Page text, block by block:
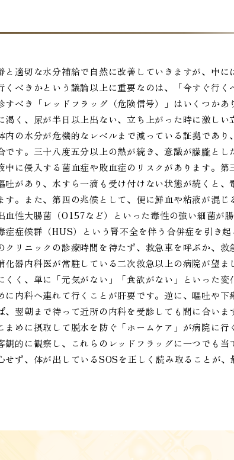
適切な水分補給で自然に改善していきますが、中に
べきかという議論以上に重要なのは、「今すぐ行く
べき「レッドフラッグ（危険信号）」はいくつかあ
く、尿が半日以上出ない、立ち上がった時に激しい
の水分が危機的なレベルまで減っている証拠であり
す。三十八度五分以上の熱が続き、意識が朦朧とし
に侵入する菌血症や敗血症のリスクがあります。第
があり、水すら一滴も受け付けない状態が続くと、
。また、第四の兆候として、便に鮮血や粘液が混じ
性大腸菌（O157など）といった毒性の強い細菌が
症候群（HUS）という腎不全を伴う合併症を引き起
リニックの診療時間を待たず、救急車を呼ぶか、救
器内科医が常駐している二次救急以上の病院が望ま
く、単に「元気がない」「食欲がない」といった変
内科へ連れて行くことが肝要です。逆に、嘔吐や下
翌朝まで待って近所の内科を受診しても間に合いま
めに摂取して脱水を防ぐ「ホームケア」が病院に行
的に観察し、これらのレッドフラッグに一つでも当
ず、体が出しているSOSを正しく読み取ることが、